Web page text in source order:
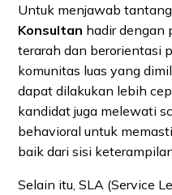
Untuk menjawab
Konsultan hadir dengan
terarah dan berorientasi
komunitas luas yang
dapat dilakukan lebih
kandidat juga melewati
behavioral untuk
baik dari sisi
Selain itu, SLA (Service